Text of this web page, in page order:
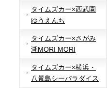
タイムズカー×西武園
ゆうえんち
タイムズカー×さがみ
湖MORI MORI
タイムズカー×横浜・
八景島シーパラダイス